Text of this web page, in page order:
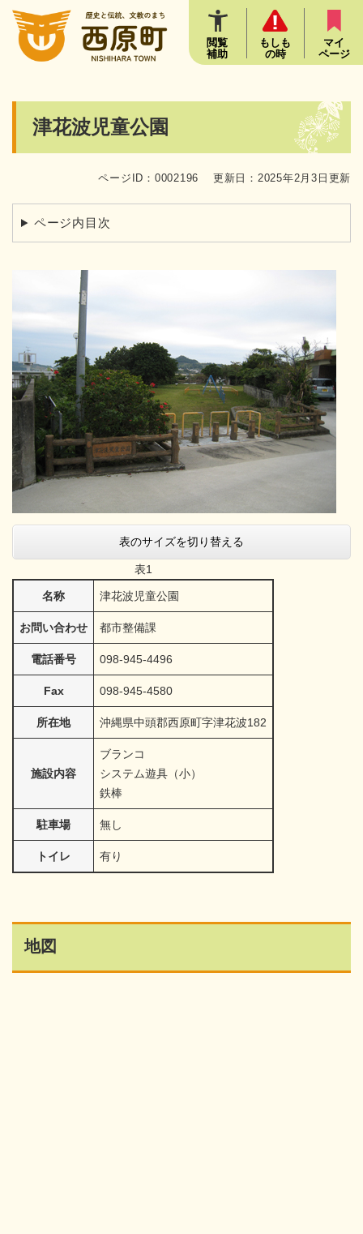
メニューを飛ばして本文へ
閲覧
補助
もしも
の時
マイ
ページ
津花波児童公園
ページID：0002196 更新日：2025年2月3日更新
ページ内目次
表のサイズを切り替える
表1
名称 津花波児童公園
お問い合わせ 都市整備課
電話番号 098-945-4496
Fax 098-945-4580
所在地 沖縄県中頭郡西原町字津花波182
施設内容
ブランコ
システム遊具（小）
鉄棒
駐車場 無し
トイレ 有り
地図